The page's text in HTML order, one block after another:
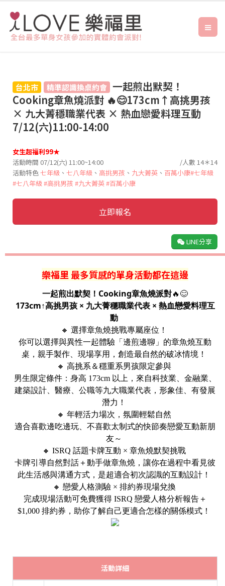
台北市 精準認識換桌約會 一起煎出默契！
Cooking章魚燒派對 🔥😊173cm↑高挑男孩
× 九大菁穩職業代表 × 熱血戀愛料理互動
7/12(六)11:00-14:00
女生超福利99★
活動時間 07/12(六) 11:00~14:00
/人數 14＊14
活動特色七年級 、 七八年級 、 高挑男孩 、 九大菁英 、 百萬小康#七年級
#七八年級#高挑男孩 #九大菁英#百萬小康
立即報名
LINE分享
樂福里 最多質感的單身活動都在這邊
一起煎出默契！ Cooking章魚燒派對🔥😊
173cm↑高挑男孩 × 九大菁穩職業代表 × 熱血戀愛料理互
動
🔸 選擇章魚燒挑戰專屬座位！
你可以選擇與異性一起體驗「邊煎邊聊」的章魚燒互動
桌，親手製作、現場享用，創造最自然的破冰情境！
🔸 高挑系＆穩重系男孩限定參與
男生限定條件：身高 173cm 以上，來自科技業、金融業、
建築設計、醫療、公職等九大職業代表，形象佳、有發展
潛力！
🔸 年輕活力場次，氛圍輕鬆自然
適合喜歡邊吃邊玩、不喜歡太制式的快節奏戀愛互動新朋
友～
🔸 ISRQ 話題卡牌互動 × 章魚燒默契挑戰
卡牌引導自然對話＋動手做章魚燒，讓你在過程中看見彼
此生活感與溝通方式，是超適合初次認識的互動設計！
🔸 戀愛人格測驗 × 排約券現場兌換
完成現場活動可免費獲得 ISRQ 戀愛人格分析報告＋
$1,000 排約券，助你了解自己更適合怎樣的關係模式！
活動詳細